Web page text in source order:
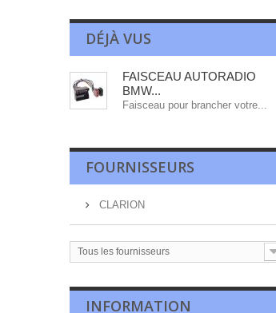
DÉJÀ VUS
FAISCEAU AUTORADIO
BMW...
Faisceau pour brancher votre...
FOURNISSEURS
CLARION
Tous les fournisseurs
INFORMATION